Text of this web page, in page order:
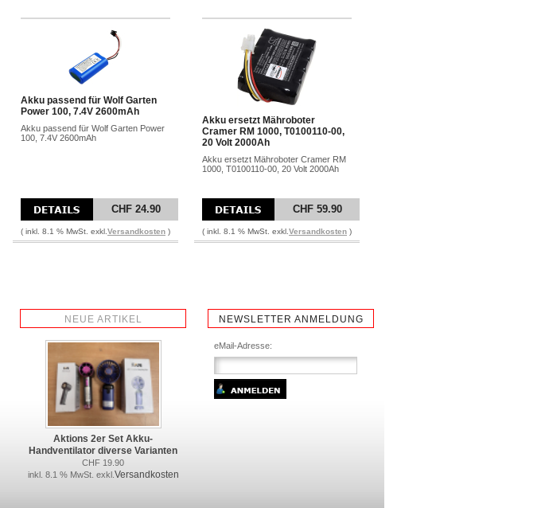
Akku passend für Wolf Garten
Power 100, 7.4V 2600mAh
Akku passend für Wolf Garten Power
100, 7.4V 2600mAh
CHF 24.90
( inkl. 8.1 % MwSt. exkl. Versandkosten )
Akku ersetzt Mähroboter
Cramer RM 1000, T0100110-00,
20 Volt 2000Ah
Akku ersetzt Mähroboter Cramer RM
1000, T0100110-00, 20 Volt 2000Ah
CHF 59.90
( inkl. 8.1 % MwSt. exkl. Versandkosten )
NEUE ARTIKEL
Aktions 2er Set Akku-
Handventilator diverse Varianten
CHF 19.90
inkl. 8.1 % MwSt. exkl. Versandkosten
NEWSLETTER ANMELDUNG
eMail-Adresse: